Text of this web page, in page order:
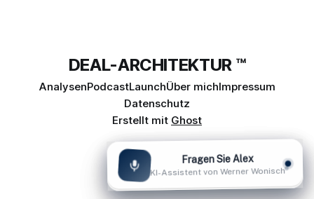
DEAL-ARCHITEKTUR ™
AnalysenPodcastLaunchÜber michImpressum
Datenschutz
Erstellt mit Ghost